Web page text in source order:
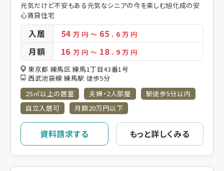
元気だけど不安もある元気なシニアの今を楽しむ旭化成の安
心賃貸住宅
入居 54万 円 ～ 65 . 6万 円
月額 16万 円 ～ 18 . 9万 円
東京都 練馬区 練馬1丁目43番1号
西武池袋線 練馬駅 徒歩5分
25㎡以上の居室
夫婦・2人部屋
駅徒歩5分以内
自立入居可
月額20万円以下
資料請求する もっと詳しくみる